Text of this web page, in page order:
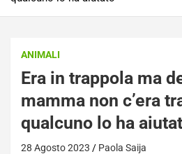
ANIMALI
Era in trappola ma
mamma non c’era
qualcuno lo ha
28 Agosto 2023 Paola Saija